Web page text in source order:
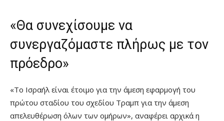
«Θα συνεχίσουμε να
συνεργαζόμαστε πλήρως με τον
πρόεδρο»
«Το Ισραήλ είναι έτοιμο για την άμεση εφαρμογή του
πρώτου σταδίου του σχεδίου Τραμπ για την άμεση
απελευθέρωση όλων των ομήρων», αναφέρει αρχικά η